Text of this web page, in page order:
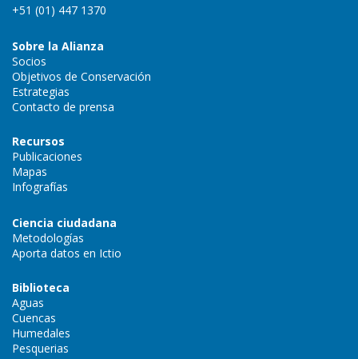
+51 (01) 447 1370
Sobre la Alianza
Socios
Objetivos de Conservación
Estrategias
Contacto de prensa
Recursos
Publicaciones
Mapas
Infografías
Ciencia ciudadana
Metodologías
Aporta datos en Ictio
Biblioteca
Aguas
Cuencas
Humedales
Pesquerias